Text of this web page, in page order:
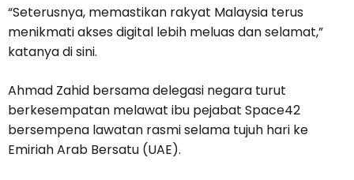
“Seterusnya, memastikan rakyat Malaysia terus
menikmati akses digital lebih meluas dan selamat,”
katanya di sini.
Ahmad Zahid bersama delegasi negara turut
berkesempatan melawat ibu pejabat Space42
bersempena lawatan rasmi selama tujuh hari ke
Emiriah Arab Bersatu (UAE).